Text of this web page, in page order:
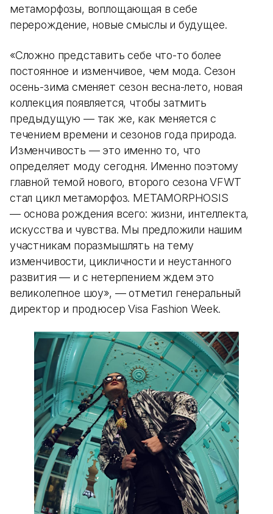
метаморфозы, воплощающая в себе
перерождение, новые смыслы и будущее.
«Сложно представить себе что-то более
постоянное и изменчивое, чем мода. Сезон
осень-зима сменяет сезон весна-лето, новая
коллекция появляется, чтобы затмить
предыдущую — так же, как меняется с
течением времени и сезонов года природа.
Изменчивость — это именно то, что
определяет моду сегодня. Именно поэтому
главной темой нового, второго сезона VFWТ
стал цикл метаморфоз. METAMORPHOSIS
— основа рождения всего: жизни, интеллекта,
искусства и чувства. Мы предложили нашим
участникам поразмышлять на тему
изменчивости, цикличности и неустанного
развития — и с нетерпением ждем это
великолепное шоу», — отметил генеральный
директор и продюсер Visa Fashion Week.